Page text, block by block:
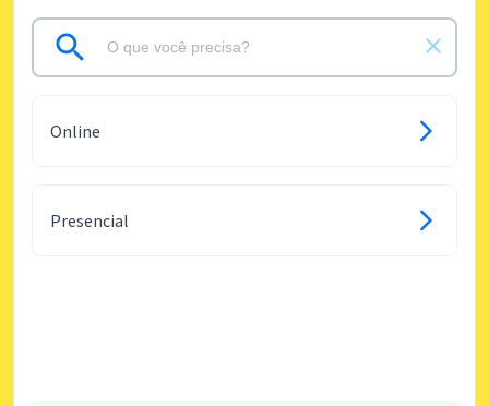
Online
Presencial